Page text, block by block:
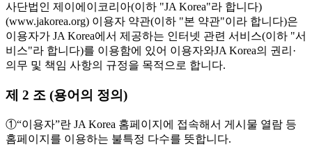
사단법인 제이에이코리아(이하 "JA Korea"라 합니다)
(www.jakorea.org) 이용자 약관(이하 "본 약관"이라 합니다)은
이용자가 JA Korea에서 제공하는 인터넷 관련 서비스(이하 "서
비스"라 합니다)를 이용함에 있어 이용자와JA Korea의 권리·
의무 및 책임 사항의 규정을 목적으로 합니다.
제 2 조 (용어의 정의)
①“이용자”란 JA Korea 홈페이지에 접속해서 게시물 열람 등
홈페이지를 이용하는 불특정 다수를 뜻합니다.